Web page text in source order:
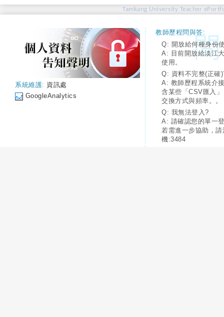
Tamkang University Teacher
系統維護: 資訊處
GoogleAnalytics
教師歷程問與答:
Q: 開放給何種身份
A: 目前開放給淡江
使用。
Q: 資料不完整(正確
A: 教師歷程系統介
含某些「CSV匯入
交換方式與頻率。。
Q: 我無法登入?
A: 請確認您的單一
若需進一步協助，
機:3484